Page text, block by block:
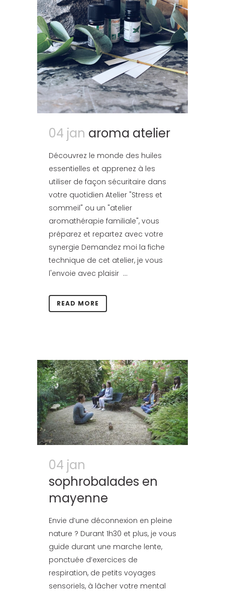
04 jan aroma atelier
Découvrez le monde des huiles
essentielles et apprenez à les
utiliser de façon sécuritaire dans
votre quotidien Atelier "Stress et
sommeil" ou un "atelier
aromathérapie familiale", vous
préparez et repartez avec votre
synergie Demandez moi la fiche
technique de cet atelier, je vous
l'envoie avec plaisir ...
READ MORE
04 jan
sophrobalades en
mayenne
Envie d’une déconnexion en pleine
nature ? Durant 1h30 et plus, je vous
guide durant une marche lente,
ponctuée d’exercices de
respiration, de petits voyages
sensoriels, à lâcher votre mental